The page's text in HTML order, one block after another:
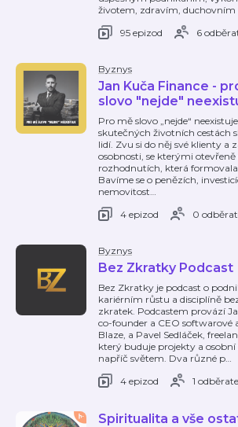
životem, zdravím, duchovním
95 epizod
6
Byznys
Jan Kuča Finance -
slovo "nejde"
Pro mě slovo „nejde“
skutečných životních cestách
lidí. Zvu si do něj své klienty a
osobnosti, se kterými
rozhodnutích, která
Bavíme se o penězích,
nemovitost…
4 epizod
0
Byznys
Bez Zkratky Podcast
Bez Zkratky je podcast o
kariérním růstu a disciplíně
zkratek. Podcastem provází
co-founder a CEO softwarové
Blaze, a Pavel Sedláček,
který buduje projekty a
napříč světem. Dva různé p…
4 epizod
1
Spiritualita a vše